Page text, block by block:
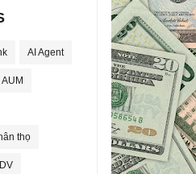
AI Agent
AUM
thọ